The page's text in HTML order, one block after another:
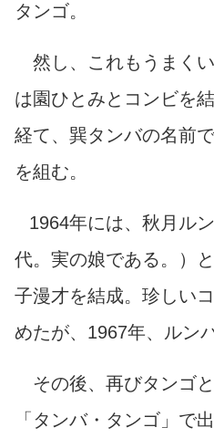
タンゴ。
然し、これもうまく
は園ひとみとコンビを
経て、巽タンバの名前
を組む。
1964年には、秋月ル
代。実の娘である。）
子漫才を結成。珍しい
めたが、1967年、ルン
その後、再びタンゴと
「タンバ・タンゴ」で出